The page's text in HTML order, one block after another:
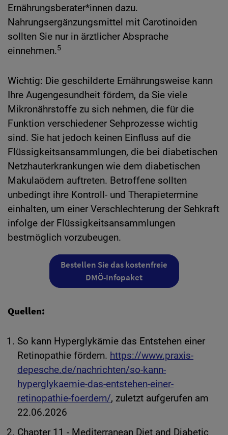
Ernährungsberater*innen dazu.
Nahrungsergänzungsmittel mit Carotinoiden
sollten Sie nur in ärztlicher Absprache
einnehmen.5
Wichtig: Die geschilderte Ernährungsweise kann
Ihre Augengesundheit fördern, da Sie viele
Mikronährstoffe zu sich nehmen, die für die
Funktion verschiedener Sehprozesse wichtig
sind. Sie hat jedoch keinen Einfluss auf die
Flüssigkeitsansammlungen, die bei diabetischen
Netzhauterkrankungen wie dem diabetischen
Makulaödem auftreten. Betroffene sollten
unbedingt ihre Kontroll- und Therapietermine
einhalten, um einer Verschlechterung der Sehkraft
infolge der Flüssigkeitsansammlungen
bestmöglich vorzubeugen.
Bestellen Sie das kostenfreie
DMÖ-Infopaket
Quellen:
So kann Hyperglykämie das Entstehen einer
Retinopathie fördern. https://www.praxis-
depesche.de/nachrichten/so-kann-
hyperglykaemie-das-entstehen-einer-
retinopathie-foerdern/, zuletzt aufgerufen am
22.06.2026
Chapter 11 - Mediterranean Diet and Diabetic